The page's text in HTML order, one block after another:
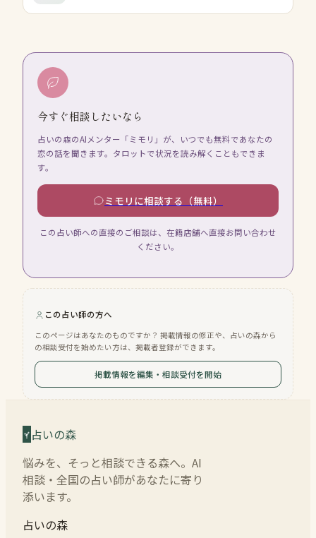
今すぐ相談したいなら
占いの森のAIメンター「ミモリ」が、いつでも無料であなたの
恋の話を聞きます。タロットで状況を読み解くこともできま
す。
ミモリに相談する（無料）
この占い師への直接のご相談は、在籍店舗へ直接お問い合わせ
ください。
この占い師の方へ
このページはあなたのものですか？ 掲載情報の修正や、占いの森から
の相談受付を始めたい方は、掲載者登録ができます。
掲載情報を編集・相談受付を開始
占いの森
悩みを、そっと相談できる森へ。AI
相談・全国の占い師があなたに寄り
添います。
占いの森